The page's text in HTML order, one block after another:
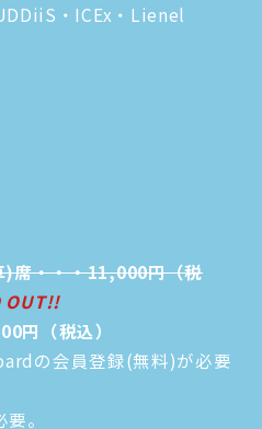
・ICEx・Lienel
)席・・・11,000円（税
OUT!!
円（税込）
の会員登録(無料)が必要
。